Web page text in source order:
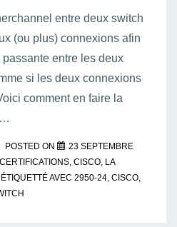
entre deux switch
(ou plus) connexions afin
entre les deux
si les deux connexions
comment en faire la
POSTED ON
23 SEPTEMBRE
CERTIFICATIONS CISCO LA
ÉTIQUETTÉ AVEC 2950-24 CISCO